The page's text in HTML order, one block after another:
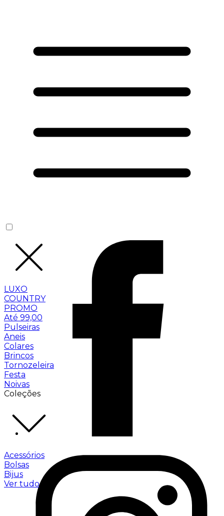
LUXO
COUNTRY
PROMO
Até 99,00
Pulseiras
Aneis
Colares
Brincos
Tornozeleira
Festa
Noivas
Coleções
Acessórios
Bolsas
Bijus
Ver tudo